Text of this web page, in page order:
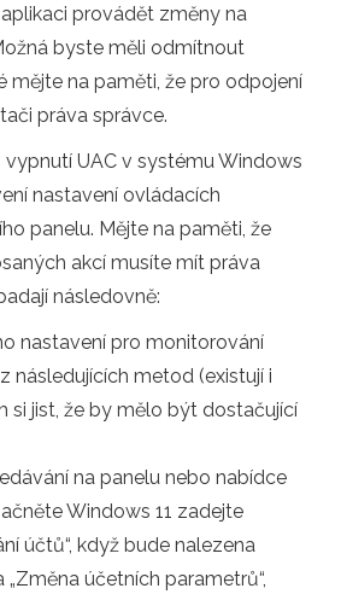
provádět změny na
byste měli odmítnout
mějte na paměti, že pro odpojení
práva správce.
UAC v systému Windows
nastavení ovládacích
panelu. Mějte na paměti, že
akcí musíte mít práva
následovně:
nastavení pro monitorování
následujících metod (existují i
si jist, že by mělo být dostačující
na panelu nebo nabídce
Windows 11 zadejte
účtů“, když bude nalezena
„Změna účetních parametrů“,